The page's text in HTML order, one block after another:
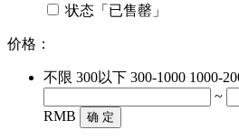
状态「已售罄」
价格：
不限 300以下 300-1000 1000-
~
RMB
确 定